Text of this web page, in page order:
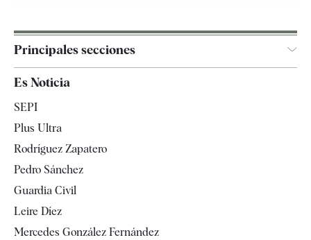
Principales secciones
Televisión
Es Noticia
SEPI
Plus Ultra
Rodríguez Zapatero
Pedro Sánchez
Guardia Civil
Leire Díez
Mercedes González Fernández